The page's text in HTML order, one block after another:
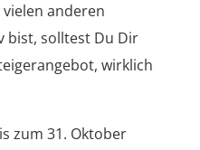
anderen
bist, solltest Du Dir
wirklich
zum 31. Oktober